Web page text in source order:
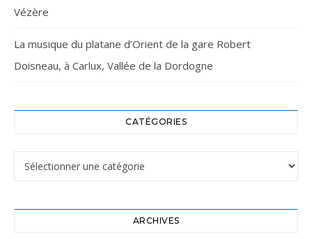
Vézère
La musique du platane d’Orient de la gare Robert
Doisneau, à Carlux, Vallée de la Dordogne
CATÉGORIES
Catégories
ARCHIVES